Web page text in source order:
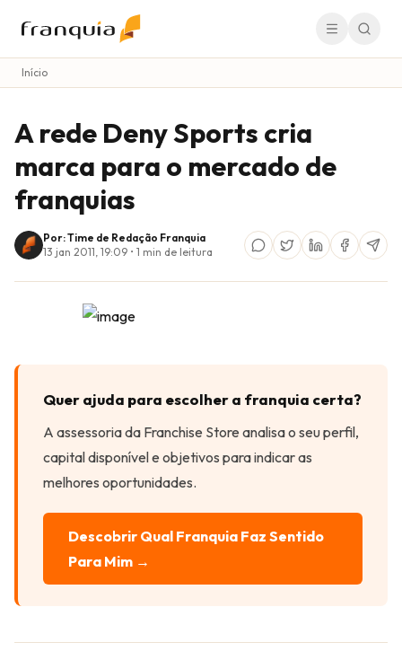
Início
A rede Deny Sports cria
marca para o mercado de
franquias
Por: Time de Redação Franquia
13 jan 2011, 19:09 • 1 min de leitura
Quer ajuda para escolher a franquia certa?
A assessoria da Franchise Store analisa o seu perfil,
capital disponível e objetivos para indicar as
melhores oportunidades.
Descobrir Qual Franquia Faz Sentido
Para Mim →